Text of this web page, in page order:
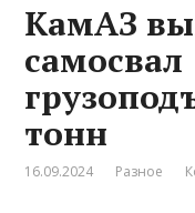
КамАЗ
самосвал
тонн
16.09.2024 Разное